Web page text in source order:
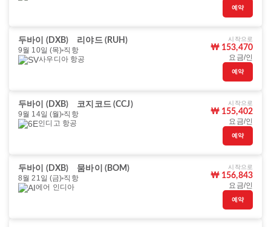
예약
두바이 (DXB)
리야드 (RUH)
9월 10일 (목) 직항
사우디아 항공
시작으로
₩ 153,470
요금/인
예약
두바이 (DXB)
코지코드 (CCJ)
9월 14일 (월) 직항
인디고 항공
시작으로
₩ 155,402
요금/인
예약
두바이 (DXB)
뭄바이 (BOM)
8월 21일 (금) 직항
에어 인디아
시작으로
₩ 156,843
요금/인
예약